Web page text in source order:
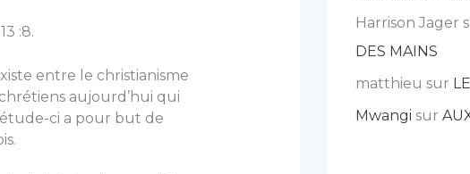
:8.
entre le christianisme
aujourd’hui qui
ci a pour but de
Harrison Jager
DES MAINS
matthieu sur
Mwangi sur